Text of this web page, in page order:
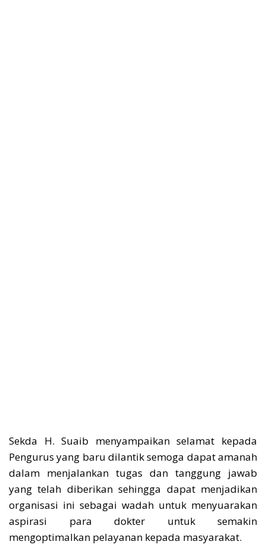
Sekda H. Suaib menyampaikan selamat kepada
Pengurus yang baru dilantik semoga dapat amanah
dalam menjalankan tugas dan tanggung jawab
yang telah diberikan sehingga dapat menjadikan
organisasi ini sebagai wadah untuk menyuarakan
aspirasi para dokter untuk semakin
mengoptimalkan pelayanan kepada masyarakat.